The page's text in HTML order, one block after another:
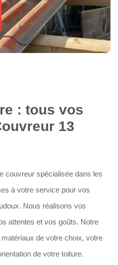
: tous vos
13
couvreur spécialisée dans les
à votre service pour vos
Nous réalisons vos
attentes et vos goûts. Notre
de votre choix, votre
de votre toiture.